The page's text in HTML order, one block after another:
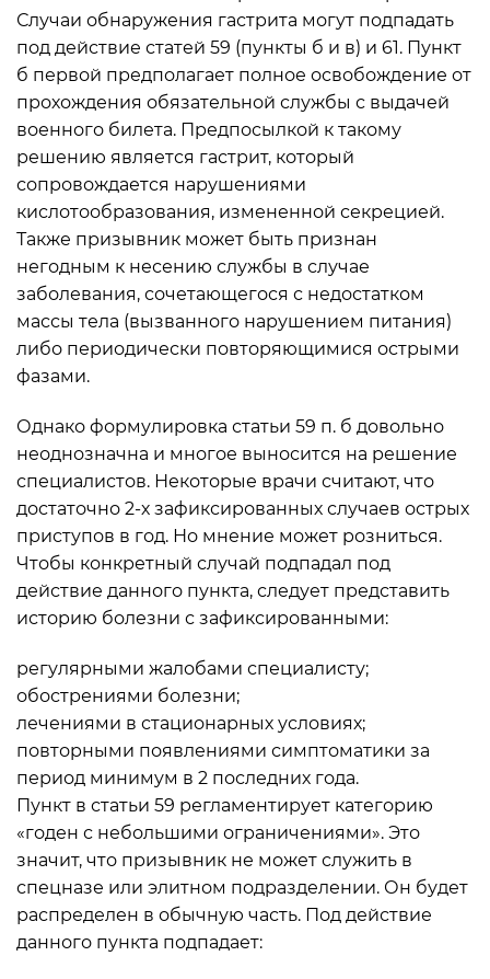
Случаи обнаружения гастрита могут подпадать
под действие статей 59 (пункты б и в) и 61. Пункт
б первой предполагает полное освобождение от
прохождения обязательной службы с выдачей
военного билета. Предпосылкой к такому
решению является гастрит, который
сопровождается нарушениями
кислотообразования, измененной секрецией.
Также призывник может быть признан
негодным к несению службы в случае
заболевания, сочетающегося с недостатком
массы тела (вызванного нарушением питания)
либо периодически повторяющимися острыми
фазами.
Однако формулировка статьи 59 п. б довольно
неоднозначна и многое выносится на решение
специалистов. Некоторые врачи считают, что
достаточно 2-х зафиксированных случаев острых
приступов в год. Но мнение может розниться.
Чтобы конкретный случай подпадал под
действие данного пункта, следует представить
историю болезни с зафиксированными:
регулярными жалобами специалисту;
обострениями болезни;
лечениями в стационарных условиях;
повторными появлениями симптоматики за
период минимум в 2 последних года.
Пункт в статьи 59 регламентирует категорию
«годен с небольшими ограничениями». Это
значит, что призывник не может служить в
спецназе или элитном подразделении. Он будет
распределен в обычную часть. Под действие
данного пункта подпадает: